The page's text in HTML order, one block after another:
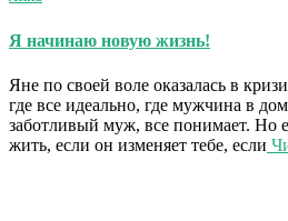
Я начинаю новую жизнь!
Яне по своей воле оказалась в
где все идеально, где мужчина в
заботливый муж, все понимает. Но
жить, если он изменяет тебе, если